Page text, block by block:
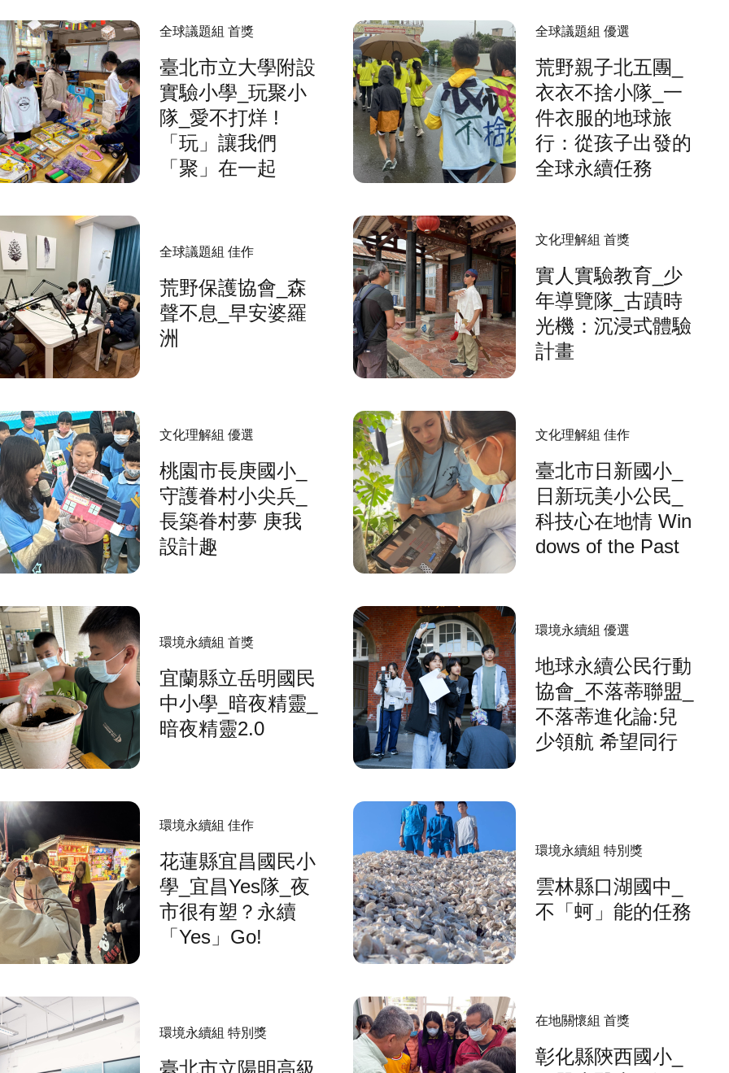
全球議題組 首獎
臺北市立大學附設
實驗小學_玩聚小
隊_愛不打烊 !
「玩」讓我們
「聚」在一起
全球議題組 優選
荒野親子北五團_
衣衣不捨小隊_一
件衣服的地球旅
行：從孩子出發的
全球永續任務
全球議題組 佳作
荒野保護協會_森
聲不息_早安婆羅
洲
文化理解組 首獎
實人實驗教育_少
年導覽隊_古蹟時
光機：沉浸式體驗
計畫
文化理解組 優選
桃園市長庚國小_
守護眷村小尖兵_
長築眷村夢 庚我
設計趣
文化理解組 佳作
臺北市日新國小_
日新玩美小公民_
科技心在地情 Win
dows of the Past
環境永續組 首獎
宜蘭縣立岳明國民
中小學_暗夜精靈_
暗夜精靈2.0
環境永續組 優選
地球永續公民行動
協會_不落蒂聯盟_
不落蒂進化論:兒
少領航 希望同行
環境永續組 佳作
花蓮縣宜昌國民小
學_宜昌Yes隊_夜
市很有塑？永續
「Yes」Go!
環境永續組 特別獎
雲林縣口湖國中_
不「蚵」能的任務
環境永續組 特別獎
在地關懷組 首獎
彰化縣陝西國小_